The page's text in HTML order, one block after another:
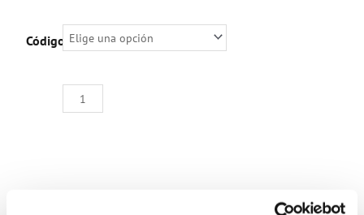
Código:TRANSFORMADOR
DE
MONOFÁSICO